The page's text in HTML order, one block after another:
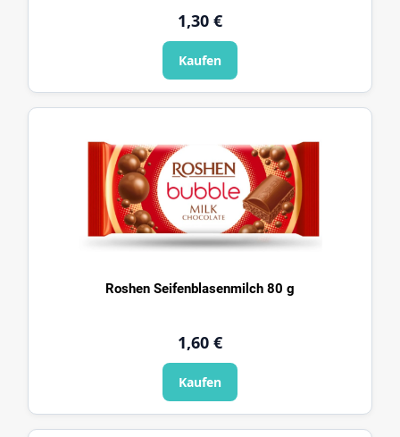
1,30 €
Kaufen
Roshen Seifenblasenmilch 80 g
1,60 €
Kaufen